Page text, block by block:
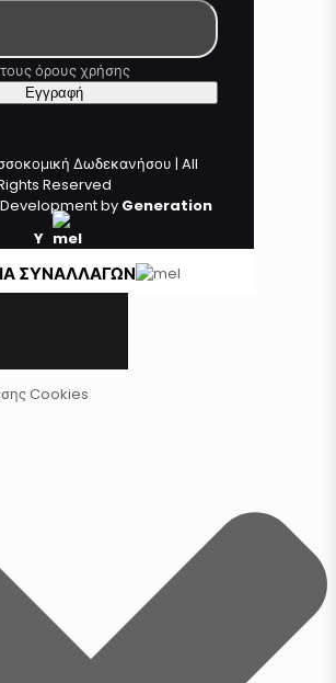
όρους χρήσης
Δωδεκανήσου | All
Reserved
by Generation
Y
ΣΥΝΑΛΛΑΓΩΝ
Cookies